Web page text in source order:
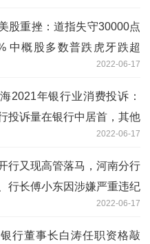
股重挫：道指失守30000点
中概股多数普跌虎牙跌超
2022-06-17
2021年银行业消费投诉：
投诉量在银行中居首，其他
诉量10件均指向平安银行资
2022-06-17
行又现高管落马，河南分行
行长傅小东因涉嫌严重违纪
2022-06-17
行董事长白涛任职资格敲